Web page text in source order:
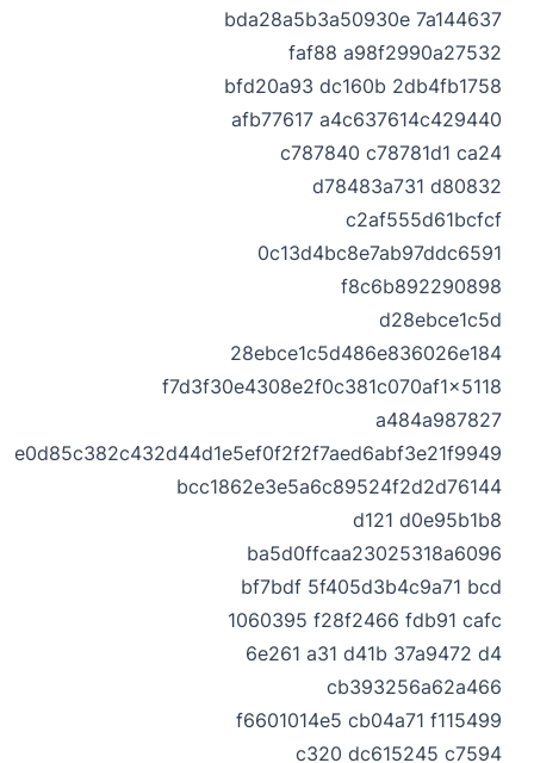
bda28a5b3a50930e 7a144637
faf88 a98f2990a27532
bfd20a93 dc160b 2db4fb1758
afb77617 a4c637614c429440
c787840 c78781d1 ca24
d78483a731 d80832
c2af555d61bcfcf
0c13d4bc8e7ab97ddc6591
f8c6b892290898
d28ebce1c5d
28ebce1c5d486e836026e184
f7d3f30e4308e2f0c381c070af1x5118
a484a987827
bcc1862e3e5a6c89524f2d2d76144
d121 d0e95b1b8
ba5d0ffcaa23025318a6096
bf7bdf 5f405d3b4c9a71 bcd
1060395 f28f2466 fdb91 cafc
6e261 a31 d41b 37a9472 d4
cb393256a62a466
f6601014e5 cb04a71 f115499
c320 dc615245 c7594